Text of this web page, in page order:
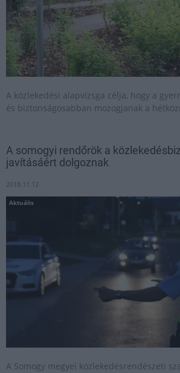
A közlekedési alapvizsga célja, hogy a
és biztonságosabban mozogjanak a
A somogyi rendőrök a
javításáért dolgoznak
2018.11.12
Aktuális
A Somogy megyei közlekedésrendészeti